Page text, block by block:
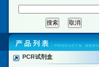
PCR试剂盒